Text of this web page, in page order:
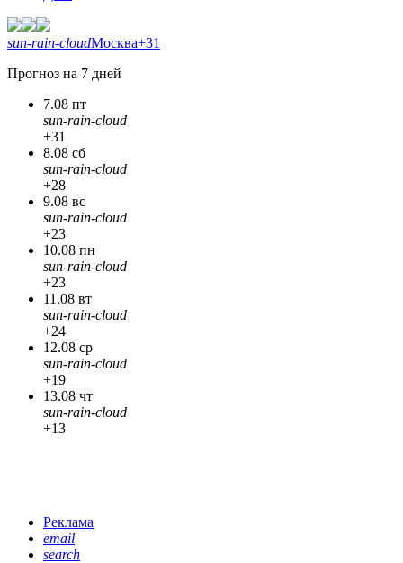
sun-rain-cloudМосква+31
Прогноз на 7 дней
7.08 пт
sun-rain-cloud
+31
8.08 сб
sun-rain-cloud
+28
9.08 вс
sun-rain-cloud
+23
10.08 пн
sun-rain-cloud
+23
11.08 вт
sun-rain-cloud
+24
12.08 ср
sun-rain-cloud
+19
13.08 чт
sun-rain-cloud
+13
Реклама
email
search